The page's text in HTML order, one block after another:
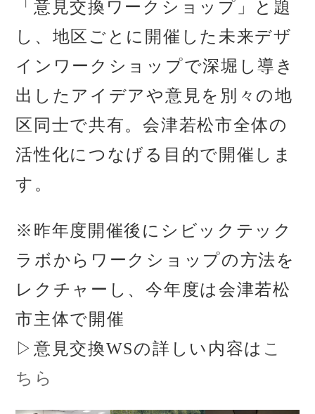
「意見交換ワークショップ」と題
し、地区ごとに開催した未来デザ
インワークショップで深堀し導き
出したアイデアや意見を別々の地
区同士で共有。会津若松市全体の
活性化につなげる目的で開催しま
す。
※昨年度開催後にシビックテック
ラボからワークショップの方法を
レクチャーし、今年度は会津若松
市主体で開催
▷意見交換WSの詳しい内容は こ
ちら